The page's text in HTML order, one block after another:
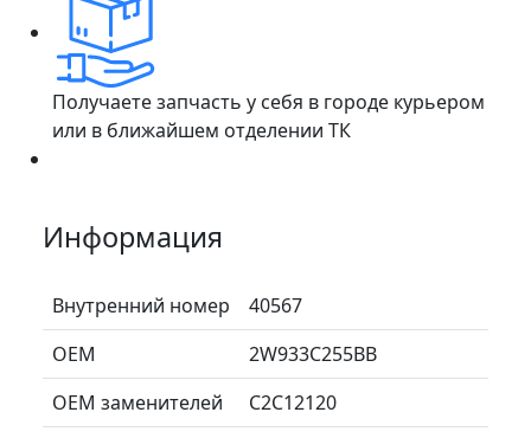
Получаете запчасть у себя в городе курьером
или в ближайшем отделении ТК
Информация
Внутренний номер
40567
ОЕМ
2W933C255BB
ОЕМ заменителей
C2C12120